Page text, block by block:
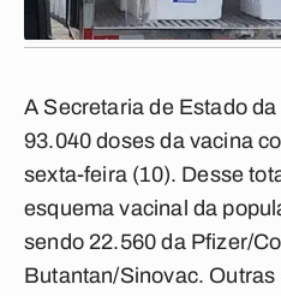
A Secretaria de Estado
93.040 doses da vacina
sexta-feira (10). Desse
esquema vacinal da
sendo 22.560 da Pfizer/
Butantan/Sinovac. Outras